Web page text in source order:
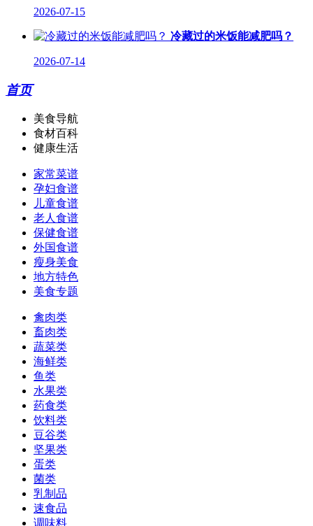
2026-07-15
冷藏过的米饭能减肥吗？
2026-07-14
首页
美食导航
食材百科
健康生活
家常菜谱
孕妇食谱
儿童食谱
老人食谱
保健食谱
外国食谱
瘦身美食
地方特色
美食专题
禽肉类
畜肉类
蔬菜类
海鲜类
鱼类
水果类
药食类
饮料类
豆谷类
坚果类
蛋类
菌类
乳制品
速食品
调味料